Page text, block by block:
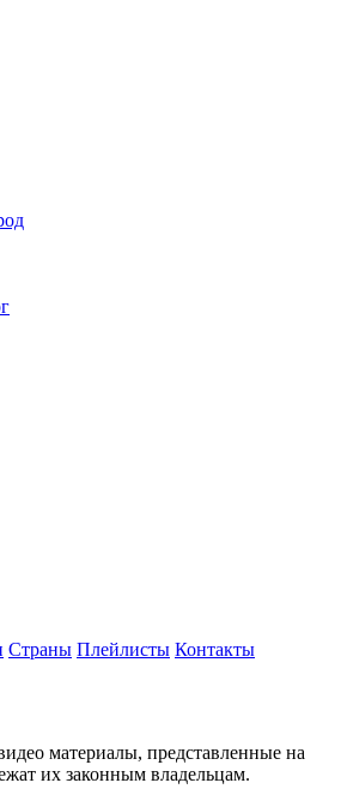
Страны Плейлисты Контакты
материалы, представленные на
их законным владельцам.